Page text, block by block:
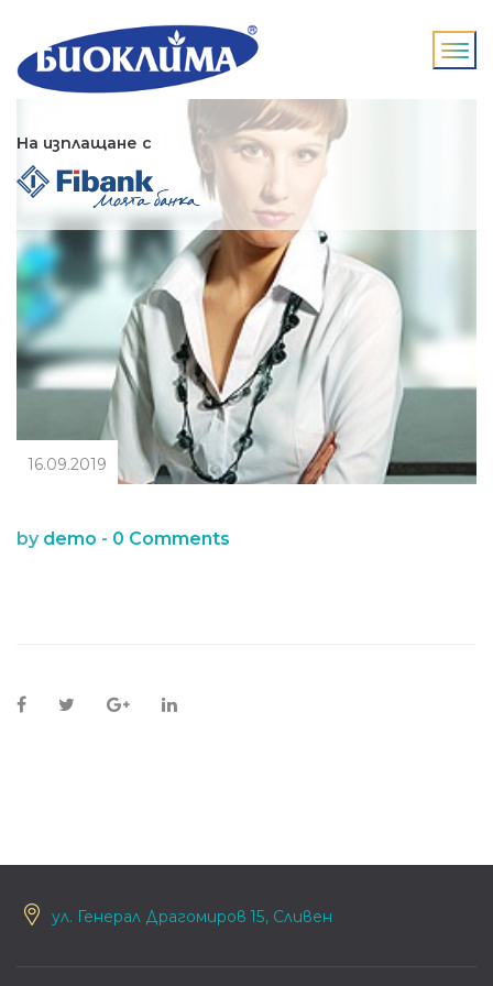
На изплащане с
16.09.2019
by demo - 0 Comments
ул. Генерал Драгомиров 15, Сливен